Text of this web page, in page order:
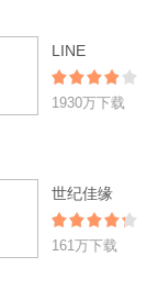
LINE
1930万下载
世纪佳缘
161万下载